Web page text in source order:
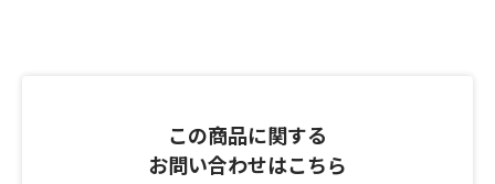
この商品に関する
お問い合わせはこちら